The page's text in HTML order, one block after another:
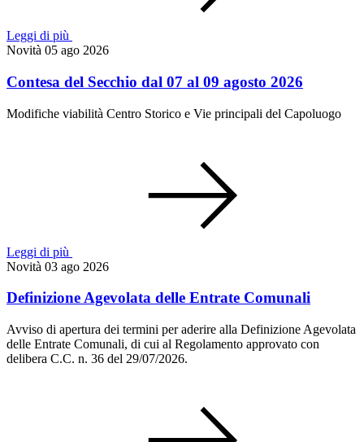
Leggi di più
Novità 05 ago 2026
Contesa del Secchio dal 07 al 09 agosto 2026
Modifiche viabilità Centro Storico e Vie principali del Capoluogo
Leggi di più
Novità 03 ago 2026
Definizione Agevolata delle Entrate Comunali
Avviso di apertura dei termini per aderire alla Definizione Agevolata
delle Entrate Comunali, di cui al Regolamento approvato con
delibera C.C. n. 36 del 29/07/2026.